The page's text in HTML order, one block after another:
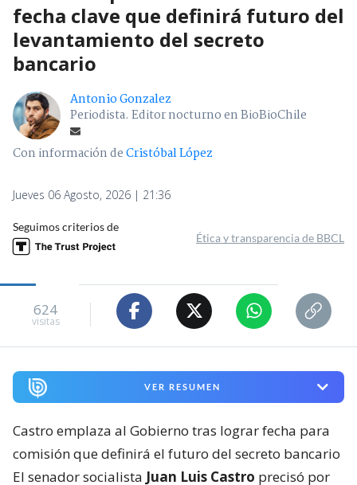
fecha clave que definirá futuro del
levantamiento del secreto
bancario
Antonio Gonzalez
Periodista. Editor nocturno en BioBioChile
Con información deCristóbal López
Jueves 06 Agosto, 2026 | 21:36
Seguimos criterios de
Ética y transparencia de BBCL
624
visitas
VER RESUMEN
Castro emplaza al Gobierno tras lograr fecha para
comisión que definirá el futuro del secreto bancario
El senador socialista Juan Luis Castro precisó por